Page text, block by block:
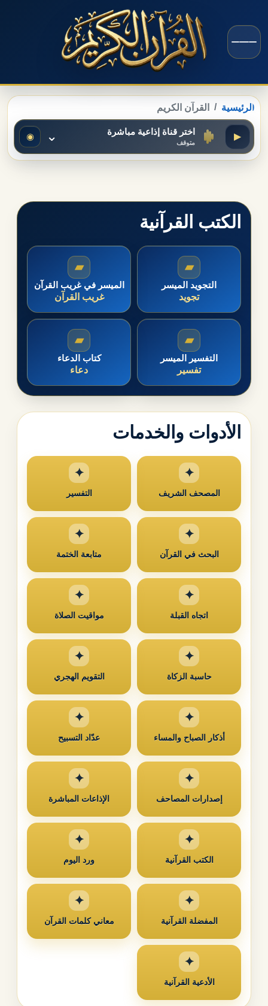
الرئيسية القرآن الكريم
▶ اختر قناة إذاعية مباشرة
متوقف ⌄
◉
الكتب القرآنية
▰
التجويد الميسر
تجويد
▰
الميسر في غريب القرآن
غريب القرآن
▰
التفسير الميسر
تفسير
▰
كتاب الدعاء
دعاء
الأدوات والخدمات
المصحف الشريف التفسير
البحث في القرآن متابعة الختمة
اتجاه القبلة مواقيت الصلاة
حاسبة الزكاة التقويم الهجري
أذكار الصباح والمساء عدّاد التسبيح
إصدارات المصاحف الإذاعات المباشرة
الكتب القرآنية ورد اليوم
المفضلة القرآنية معاني كلمات القرآن
الأدعية القرآنية